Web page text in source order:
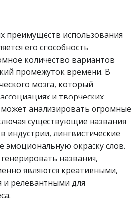
преимуществ использования
его способность
количество вариантов
промежуток времени. В
мозга, который
и творческих
анализировать огромные
существующие названия
индустрии, лингвистические
эмоциональную окраску слов.
названия,
являются креативными,
релевантными для